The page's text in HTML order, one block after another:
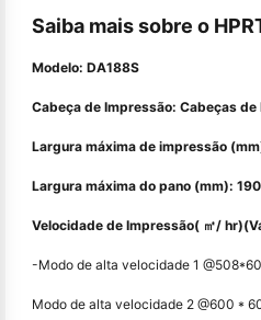
Saiba mais sobre o
Modelo: DA188S
Cabeça de Impressão: Cabeças
Largura máxima de impressão
Largura máxima do pano (mm):
Velocidade de Impressão( ㎡/
-Modo de alta velocidade 1
Modo de alta velocidade 2 @600 *